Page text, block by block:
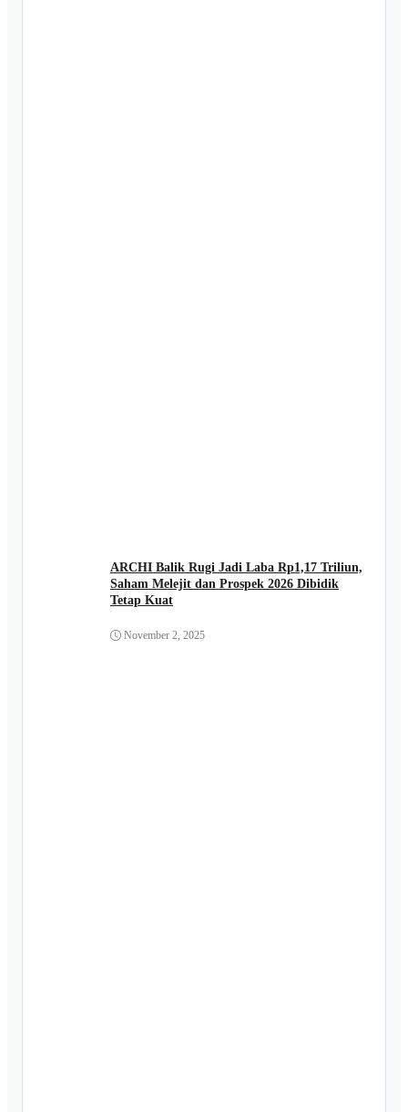
ARCHI Balik Rugi Jadi Laba Rp1,17 Triliun,
Saham Melejit dan Prospek 2026 Dibidik
Tetap Kuat
November 2, 2025